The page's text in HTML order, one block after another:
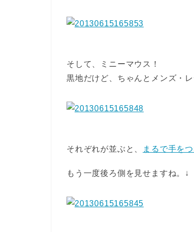
そして、ミニーマウス！
黒地だけど、ちゃんとメンズ・
それぞれが並ぶと、 まるで手を
もう一度後ろ側を見せますね。↓